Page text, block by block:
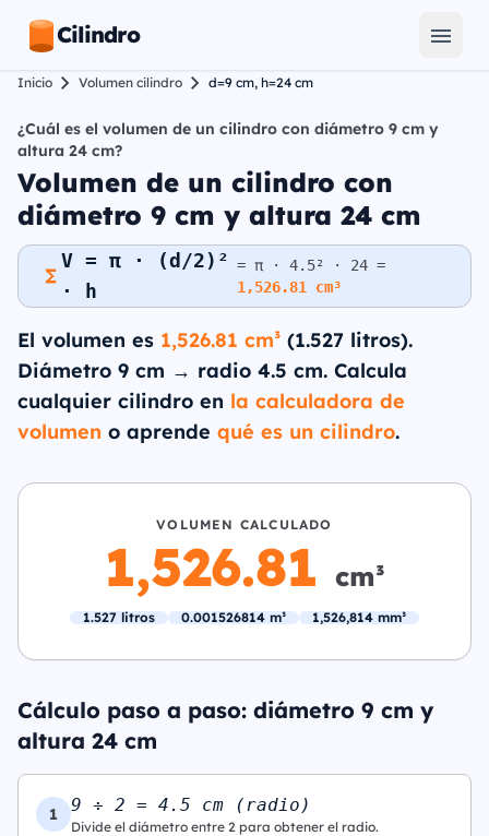
Cilindro
Inicio Volumen cilindro d=9 cm, h=24 cm
¿Cuál es el volumen de un cilindro con diámetro 9 cm y
altura 24 cm?
Volumen de un cilindro con
diámetro 9 cm y altura 24 cm
V = π · (d/2)²
· h
= π · 4.5² · 24 =
1,526.81 cm³
El volumen es 1,526.81 cm³ (1.527 litros).
Diámetro 9 cm → radio 4.5 cm. Calcula
cualquier cilindro en la calculadora de
volumen o aprende qué es un cilindro.
VOLUMEN CALCULADO
1,526.81 cm³
1.527 litros 0.001526814 m³ 1,526,814 mm³
Cálculo paso a paso: diámetro 9 cm y
altura 24 cm
1 9 ÷ 2 = 4.5 cm (radio)
Divide el diámetro entre 2 para obtener el radio.